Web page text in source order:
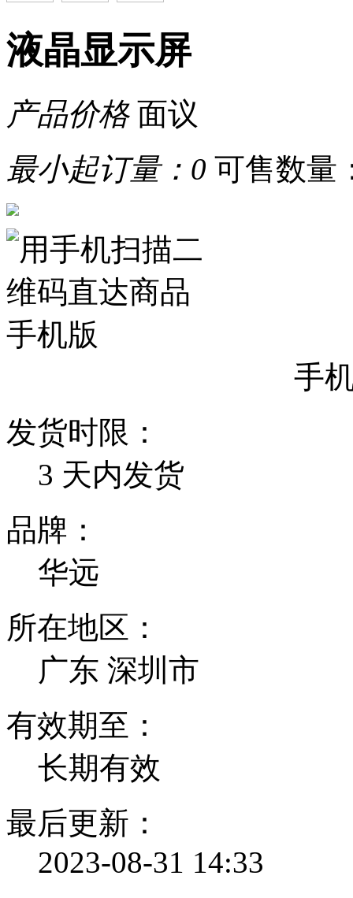
液晶显示屏
产品价格 面议
最小起订量： 0 可售数量
手
发货时限：
3 天内发货
品牌：
华远
所在地区：
广东 深圳市
有效期至：
长期有效
最后更新：
2023-08-31 14:33